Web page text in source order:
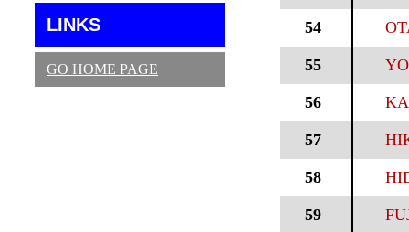
LINKS
GO HOME PAGE
54
55
56
57
58
59